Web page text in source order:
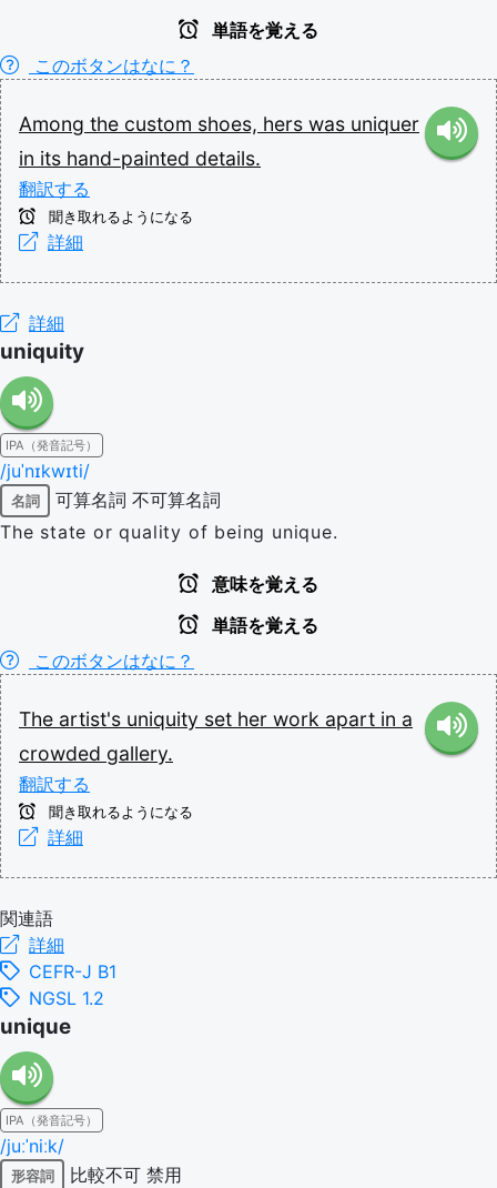
単語を覚える
このボタンはなに？
Among the custom shoes, hers was uniquer
in its hand-painted details.
翻訳する
聞き取れるようになる
詳細
詳細
uniquity
IPA（発音記号）
/juˈnɪkwɪti/
名詞 可算名詞 不可算名詞
The state or quality of being unique.
意味を覚える
単語を覚える
このボタンはなに？
The artist's uniquity set her work apart in a
crowded gallery.
翻訳する
聞き取れるようになる
詳細
関連語
詳細
CEFR-J B1
NGSL 1.2
unique
IPA（発音記号）
/juːˈniːk/
形容詞 比較不可 禁用